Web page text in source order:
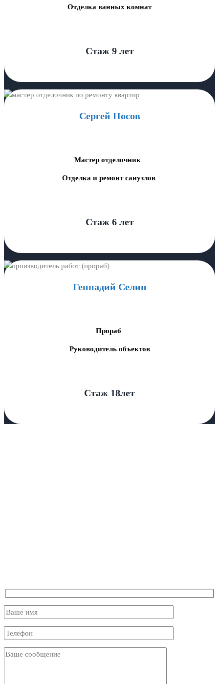
Отделка ванных комнат
Стаж 9 лет
Сергей Носов
Мастер отделочник
Отделка и ремонт санузлов
Стаж 6 лет
Геннадий Селин
Прораб
Руководитель объектов
Стаж 18лет